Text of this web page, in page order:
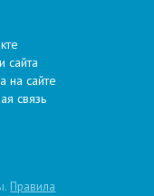
сайта
на сайте
связь
Правила